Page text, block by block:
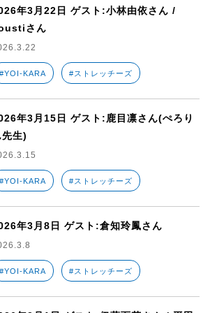
年3月22日 ゲスト:小林由依さん /
さん
#YOI-KARA #ストレッチーズ
年3月15日 ゲスト:鹿目凛さん(ぺろり
先生)
#YOI-KARA #ストレッチーズ
年3月8日 ゲスト:倉知玲鳳さん
#YOI-KARA #ストレッチーズ